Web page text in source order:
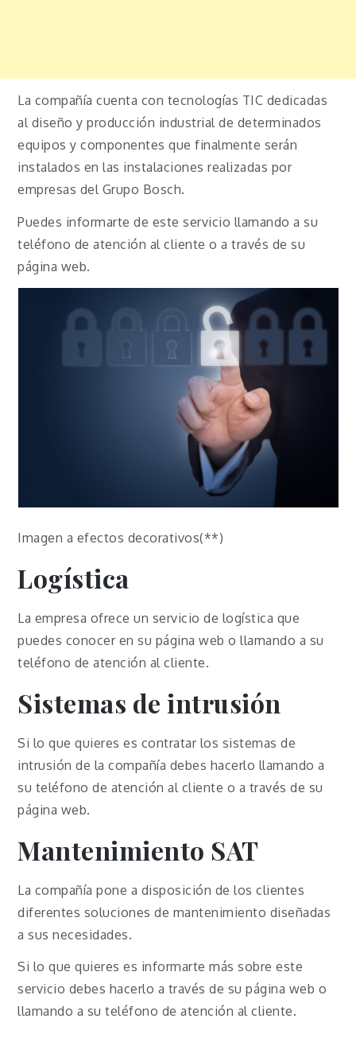
La compañía cuenta con tecnologías TIC dedicadas
al diseño y producción industrial de determinados
equipos y componentes que finalmente serán
instalados en las instalaciones realizadas por
empresas del Grupo Bosch.
Puedes informarte de este servicio llamando a su
teléfono de atención al cliente o a través de su
página web.
Imagen a efectos decorativos(**)
Logística
La empresa ofrece un servicio de logística que
puedes conocer en su página web o llamando a su
teléfono de atención al cliente.
Sistemas de intrusión
Si lo que quieres es contratar los sistemas de
intrusión de la compañía debes hacerlo llamando a
su teléfono de atención al cliente o a través de su
página web.
Mantenimiento SAT
La compañía pone a disposición de los clientes
diferentes soluciones de mantenimiento diseñadas
a sus necesidades.
Si lo que quieres es informarte más sobre este
servicio debes hacerlo a través de su página web o
llamando a su teléfono de atención al cliente.